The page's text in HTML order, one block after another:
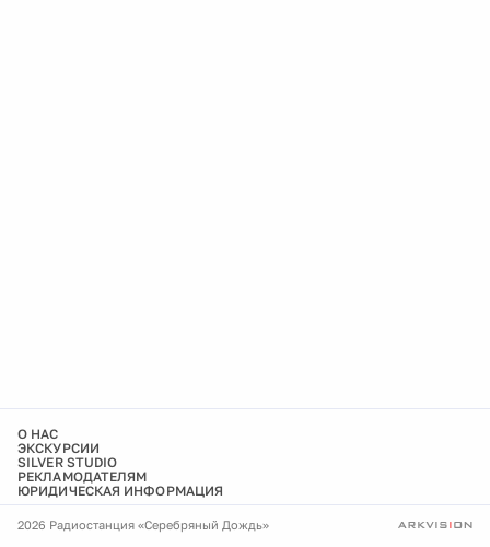
О НАС
ЭКСКУРСИИ
SILVER STUDIO
РЕКЛАМОДАТЕЛЯМ
ЮРИДИЧЕСКАЯ ИНФОРМАЦИЯ
2026 Радиостанция «Серебряный Дождь»